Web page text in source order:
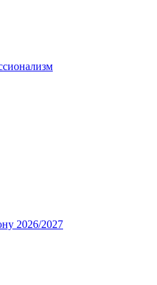
2026/2027